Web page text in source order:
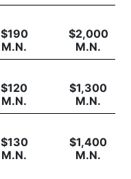
$190
M.N.
$2,000
M.N.
$120
M.N.
$1,300
M.N.
$130
M.N.
$1,400
M.N.